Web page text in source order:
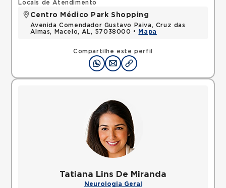
Compartilhe este perfil
Locais de Atendimento
Centro Médico Park Shopping
Avenida Comendador Gustavo Paiva, Cruz das
Almas, Maceio, AL, 57038000 •
Mapa
Tatiana Lins De Miranda
Neurologia Geral